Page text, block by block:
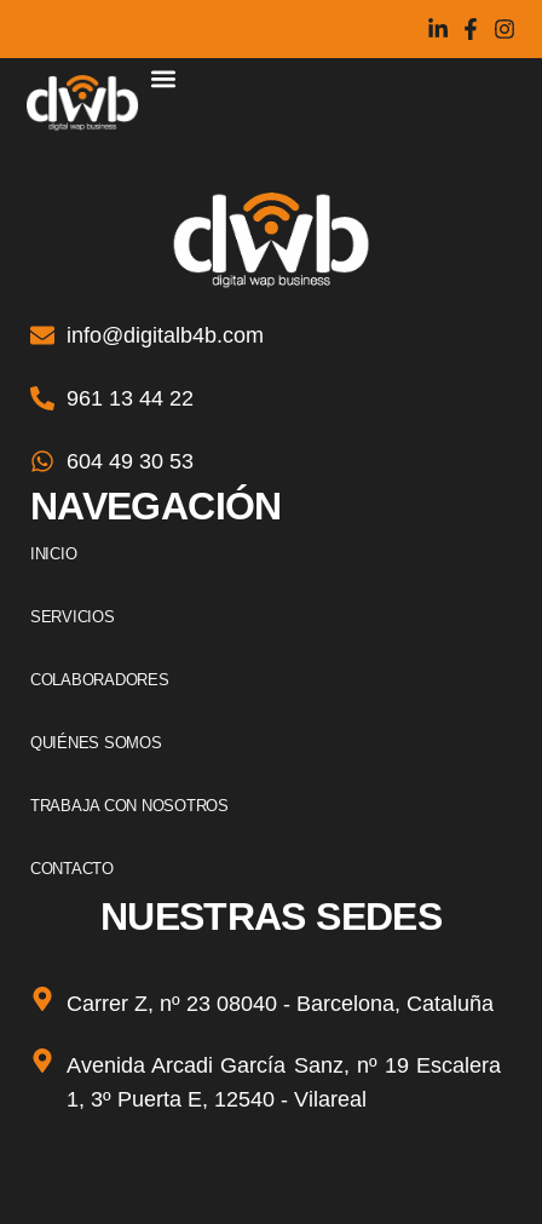
info@digitalb4b.com
961 13 44 22
604 49 30 53
NAVEGACIÓN
INICIO
SERVICIOS
COLABORADORES
QUIÉNES SOMOS
TRABAJA CON NOSOTROS
CONTACTO
NUESTRAS SEDES
Carrer Z, nº 23 08040 - Barcelona, Cataluña
Avenida Arcadi García Sanz, nº 19 Escalera
1, 3º Puerta E, 12540 - Vilareal